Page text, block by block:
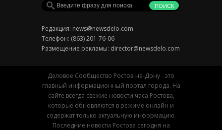
Редакция: news@newsdelo.com
Телефон: (863) 201-76-06
Размещение рекламы: director@newsdelo.com
Деловое Сообщество Ростов-на-Дону - это
главный информационный портал города. На
сайте всегда свежие новости часа Ростова,
которые обновляются в режиме онлайн и
содержат только актуальную информацию.
Последние новости Ростова сегодня на